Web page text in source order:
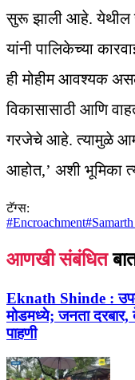
सुरू झाली आहे. येथील
यांनी पालिकेच्या
ही मोहीम आवश्यक
विकासासाठी आणि
गरजेचे आहे. त्यामुळे
आहोत,’ अशी भूमिका
टॅग्स:
#Encroachment#
आणखी संबंधित
Eknath Shinde :
मोडमध्ये; जनता दरबार,
पाहणी